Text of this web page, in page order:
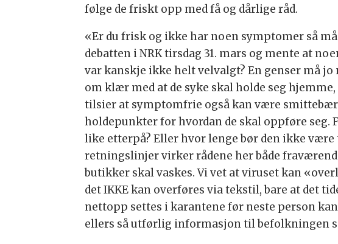
følge de friskt opp med få og dårlige råd.
«Er du frisk og ikke har noen symptomer så
debatten i NRK tirsdag 31. mars og mente at
var kanskje ikke helt velvalgt? En genser må
om klær med at de syke skal holde seg
tilsier at symptomfrie også kan være
holdepunkter for hvordan de skal oppføre seg.
like etterpå? Eller hvor lenge bør den ikke
retningslinjer virker rådene her både
butikker skal vaskes. Vi vet at viruset kan
det IKKE kan overføres via tekstil, bare at det
nettopp settes i karantene før neste person
ellers så utførlig informasjon til befolkningen